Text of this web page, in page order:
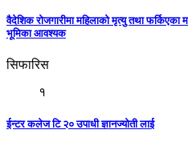
वैदेशिक रोजगारीमा महिलाको मृत्यु तथा फर्किएका
भूमिका आवश्यक
सिफारिस
१
ईन्टर कलेज टि २० उपाधी ज्ञानज्योती लाई